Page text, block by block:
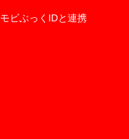
モビぶっくIDと連携